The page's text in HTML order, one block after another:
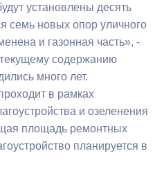
установлены десять
семь новых опор уличного
и газонная часть», -
содержанию
много лет.
в рамках
и озеленения
площадь ремонтных
планируется в